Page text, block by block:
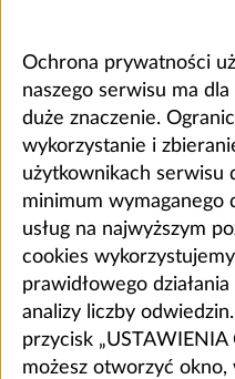
Ochrona prywatności
naszego serwisu ma
duże znaczenie.
wykorzystanie i
użytkownikach serwisu
minimum wymaganego
usług na najwyższym
cookies
prawidłowego
analizy liczby
przycisk „USTAWIENIA
możesz otworzyć okno,